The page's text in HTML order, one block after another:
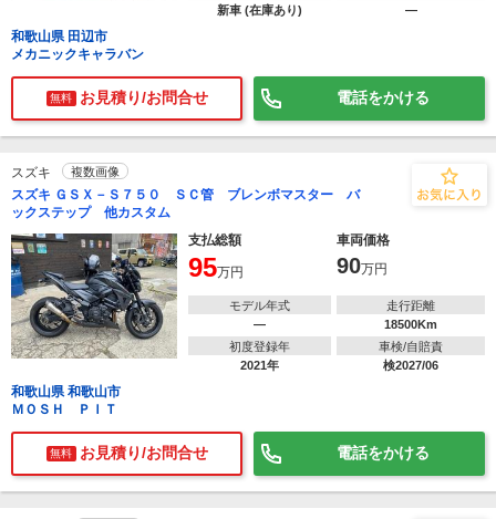
新車 (在庫あり)
―
和歌山県 田辺市
メカニックキャラバン
無料 お見積り/お問合せ 電話をかける
スズキ 複数画像
スズキ ＧＳＸ－Ｓ７５０ ＳＣ管 ブレンボマスター バ
ックステップ 他カスタム
支払総額
車両価格
95万円 90万円
モデル年式
―
走行距離
18500Km
初度登録年
2021年
車検/自賠責
検2027/06
和歌山県 和歌山市
ＭＯＳＨ ＰＩＴ
無料 お見積り/お問合せ 電話をかける